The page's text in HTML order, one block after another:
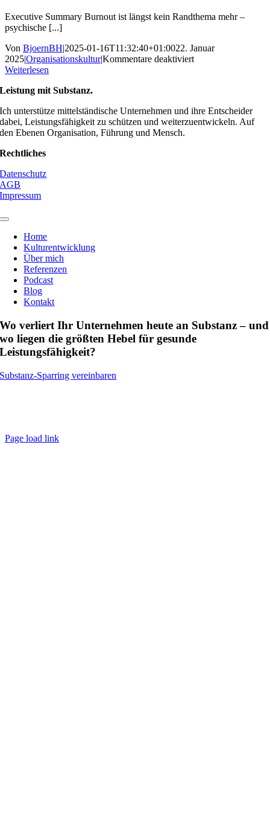
Executive Summary Burnout ist längst kein Randthema mehr –
psychische [...]
Von BjoernBH|2025-01-16T11:32:40+01:0022. Januar
2025|Organisationskultur|Kommentare deaktiviertfür
Nachhaltige
Prävention
Weiterlesen
Leistung mit Substanz.
Ich unterstütze mittelständische Unternehmen und ihre Entscheider
dabei, Leistungsfähigkeit zu schützen und weiterzuentwickeln. Auf
den Ebenen Organisation, Führung und Mensch.
Rechtliches
Datenschutz
AGB
Impressum
Toggle
NavigationHome
Kulturentwicklung
Über mich
Referenzen
Podcast
Blog
Kontakt
Wo verliert Ihr Unternehmen heute an Substanz – und
wo liegen die größten Hebel für gesunde
Leistungsfähigkeit?
Substanz-Sparring vereinbaren
Page load link